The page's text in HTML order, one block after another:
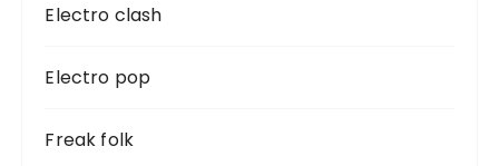
Electro clash
Electro pop
Freak folk